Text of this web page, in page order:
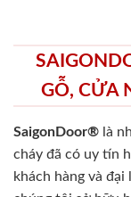
GỖ, CỬA
SaigonDoor® là
cháy đã có uy tín
khách hàng và